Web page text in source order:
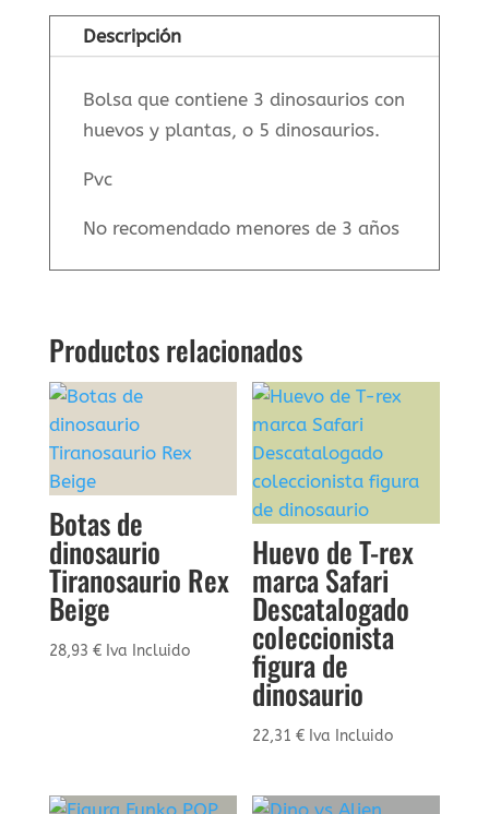
Descripción
Bolsa que contiene 3 dinosaurios con
huevos y plantas, o 5 dinosaurios.
Pvc
No recomendado menores de 3 años
Productos relacionados
Botas de
dinosaurio
Tiranosaurio Rex
Beige
28,93 € Iva Incluido
Huevo de T-rex
marca Safari
Descatalogado
coleccionista
figura de
dinosaurio
22,31€ Iva Incluido